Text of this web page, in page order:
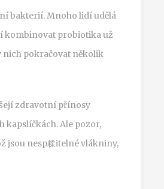
bakterií. Mnoho lidí udělá
kombinovat probiotika už
nich pokračovat několik
zdravotní přínosy
kapslíčkách. Ale pozor,
jsou nesp糅itelné vlákniny,